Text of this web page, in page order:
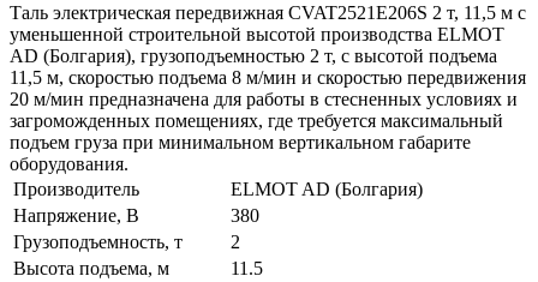
Таль электрическая передвижная CVAT2521E206S 2 т, 11,5 м с
уменьшенной строительной высотой производства ELMOT
AD (Болгария), грузоподъемностью 2 т, с высотой подъема
11,5 м, скоростью подъема 8 м/мин и скоростью передвижения
20 м/мин предназначена для работы в стесненных условиях и
загроможденных помещениях, где требуется максимальный
подъем груза при минимальном вертикальном габарите
оборудования.
Производитель
ELMOT AD (Болгария)
Напряжение, В
380
Грузоподъемность, т
2
Высота подъема, м
11.5